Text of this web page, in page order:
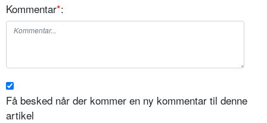
Kommentar*:
Få besked når der kommer en ny kommentar til denne
artikel